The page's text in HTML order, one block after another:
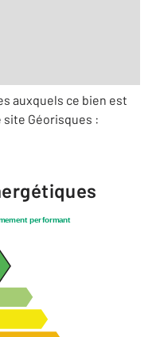
auxquels ce bien est
Géorisques :
performant